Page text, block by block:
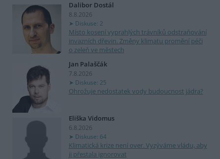
Dalibor Dostál
8.8.2026
Diskuse: 2
Místo kosení vyprahlých trávníků odstraňování
invazních dřevin. Změny klimatu promění péči
o zeleň ve městech
Jan Palaščák
7.8.2026
Diskuse: 25
Ohrožuje nedostatek vody budoucnost jádra?
Eliška Vidomus
6.8.2026
Diskuse: 64
Klimatická krize není over. Vyzýváme vládu, aby
ji přestala ignorovat